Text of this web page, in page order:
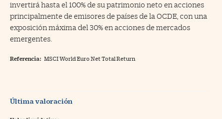
invertirá hasta el 100% de su patrimonio neto en acciones
principalmente de emisores de países de la OCDE, con una
exposición máxima del 30% en acciones de mercados
emergentes.
Referencia: MSCI World Euro Net Total Return
Última valoración